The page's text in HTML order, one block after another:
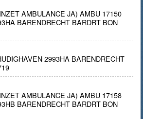
AMBULANCE JA) AMBU 17150
BARENDRECHT BARDRT BON
2993HA BARENDRECHT
AMBULANCE JA) AMBU 17158
BARENDRECHT BARDRT BON